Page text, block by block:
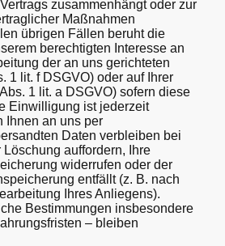
zusammenhängt oder zur
Maßnahmen
übrigen Fällen beruht die
berechtigten Interesse an
der an uns gerichteten
1 lit. f DSGVO) oder auf Ihrer
1 lit. a DSGVO) sofern diese
Einwilligung ist jederzeit
Ihnen an uns per
Daten verbleiben bei
auffordern, Ihre
widerrufen oder der
entfällt (z. B. nach
Ihres Anliegens).
Bestimmungen insbesondere
– bleiben